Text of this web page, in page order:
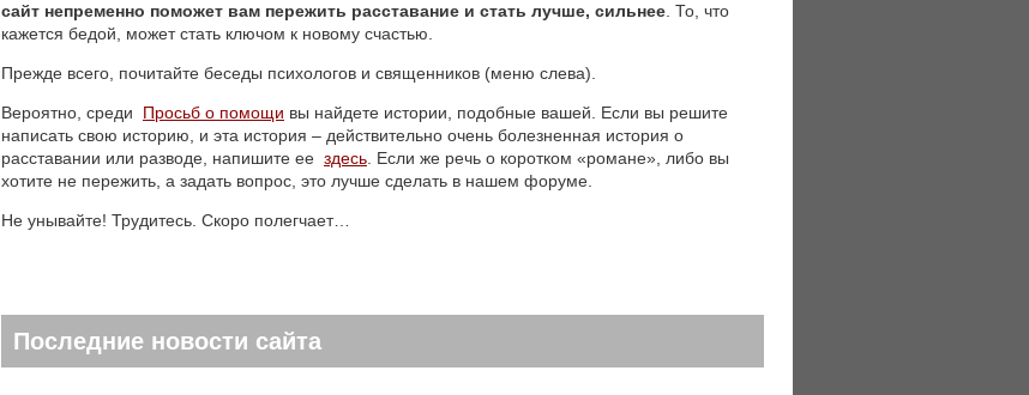
сайт непременно поможет вам пережить расставание и стать лучше, сильнее . То, что
кажется бедой, может стать ключом к новому счастью.
Прежде всего, почитайте беседы психологов и священников (меню слева).
Вероятно, среди Просьб о помощи вы найдете истории, подобные вашей. Если вы решите
написать свою историю, и эта история – действительно очень болезненная история о
расставании или разводе, напишите ее здесь . Если же речь о коротком «романе», либо вы
хотите не пережить, а задать вопрос, это лучше сделать в нашем форуме.
Не унывайте! Трудитесь. Скоро полегчает…
Последние новости сайта